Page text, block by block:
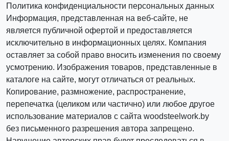
Политика конфиденциальности персональных данных
Информация, представленная на веб-сайте, не
является публичной офертой и предоставляется
исключительно в информационных целях. Компания
оставляет за собой право вносить изменения по своему
усмотрению. Изображения товаров, представленные в
каталоге на сайте, могут отличаться от реальных.
Копирование, размножение, распространение,
перепечатка (целиком или частично) или любое другое
использование материалов с сайта woodsteelwork.by
без письменного разрешения автора запрещено.